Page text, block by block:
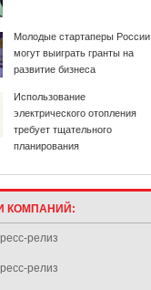
Молодые стартаперы России
могут выиграть гранты на
развитие бизнеса
Использование
электрического отопления
требует тщательного
планирования
КОМПАНИЙ:
релиз
релиз